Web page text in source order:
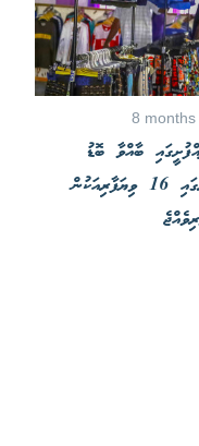
8 months
ބާއްވާ ބޮޑު
ބާޒާރުގައި 16 ވިޔަފާރިއަކުން